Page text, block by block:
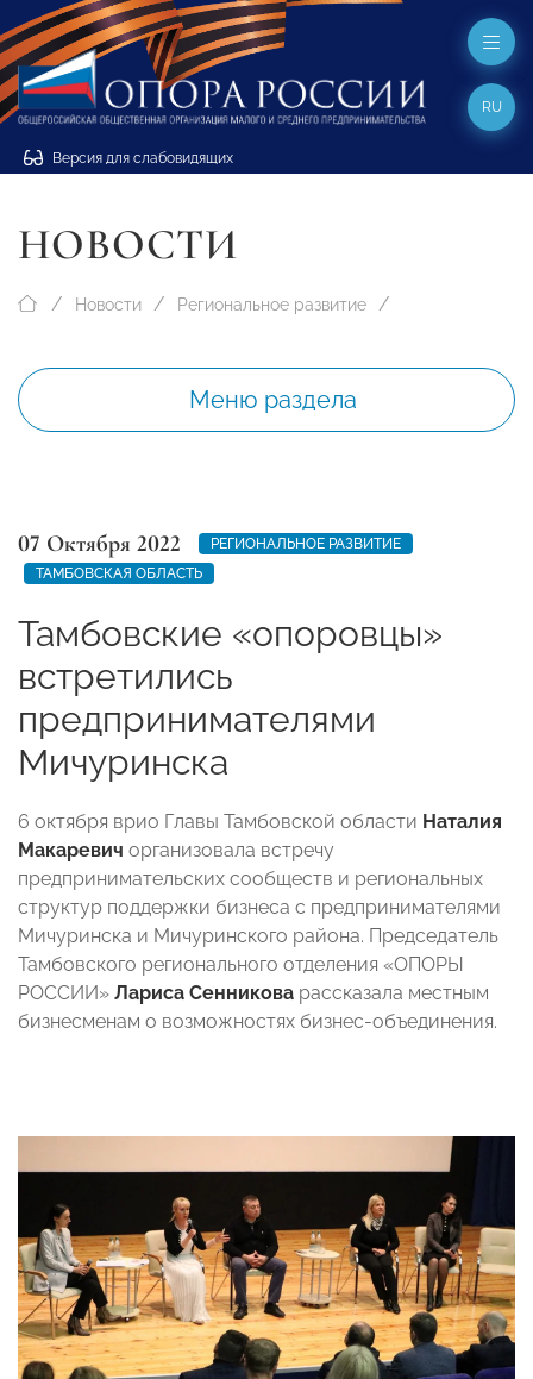
Версия для слабовидящих
RU
НОВОСТИ
Новости Региональное развитие
Меню раздела
07 Октября 2022
РЕГИОНАЛЬНОЕ РАЗВИТИЕ
ТАМБОВСКАЯ ОБЛАСТЬ
Тамбовские «опоровцы»
встретились
предпринимателями
Мичуринска
6 октября врио Главы Тамбовской области Наталия
Макаревич организовала встречу
предпринимательских сообществ и региональных
структур поддержки бизнеса с предпринимателями
Мичуринска и Мичуринского района. Председатель
Тамбовского регионального отделения «ОПОРЫ
РОССИИ» Лариса Сенникова рассказала местным
бизнесменам о возможностях бизнес-объединения.